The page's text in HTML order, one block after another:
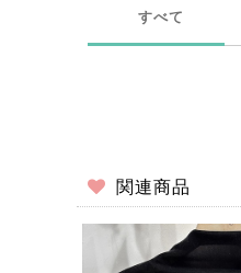
すべて
関連商品